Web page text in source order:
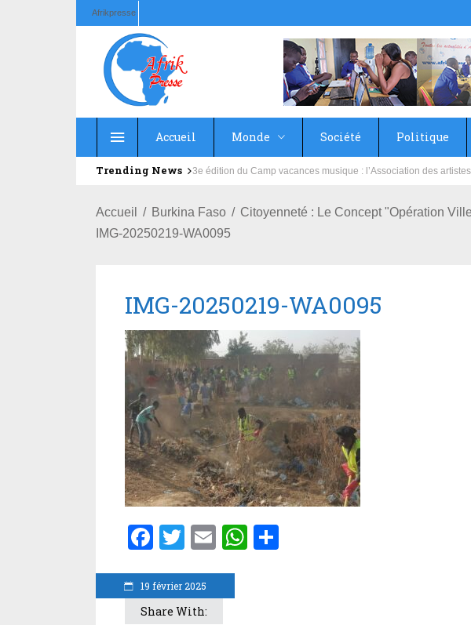
Afrikpresse
Accueil Monde Société Politique
Trending News Education : la fédération de la Russie rénove les écoles
Accueil Burkina Faso
Citoyenneté : Le Concept "Opération
IMG-20250219-WA0095
19 février 2025
IMG-20250219-WA0095
Facebook
Twitter
EmailWhatsApp
Share With: